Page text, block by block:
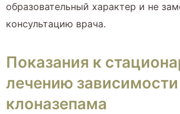
образовательный характер и не
консультацию врача.
Показания к
лечению зависимости
клоназепама